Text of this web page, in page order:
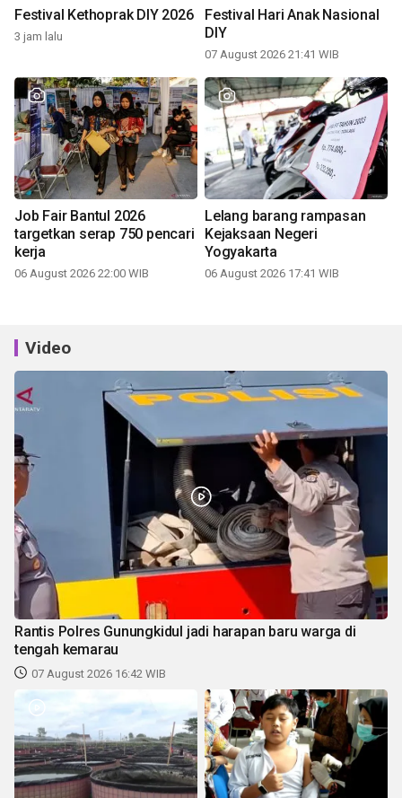
Festival Kethoprak DIY 2026
3 jam lalu
Festival Hari Anak Nasional
DIY
07 August 2026 21:41 WIB
Job Fair Bantul 2026
targetkan serap 750 pencari
kerja
06 August 2026 22:00 WIB
Lelang barang rampasan
Kejaksaan Negeri
Yogyakarta
06 August 2026 17:41 WIB
Video
Rantis Polres Gunungkidul jadi harapan baru warga di
tengah kemarau
07 August 2026 16:42 WIB